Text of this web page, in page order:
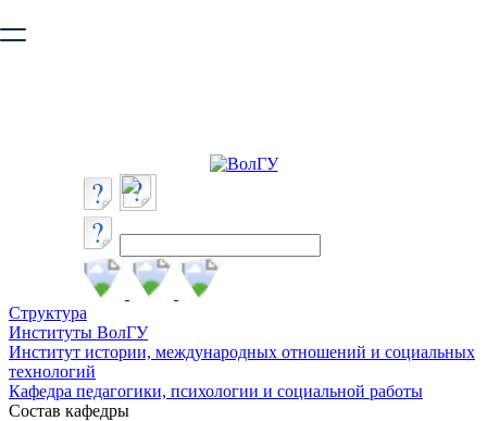
безопасную работу с сайтом. Пожалуйста
Структура
Институты ВолГУ
Институт истории, международных отношений и социальных
технологий
Кафедра педагогики, психологии и социальной работы
Состав кафедры